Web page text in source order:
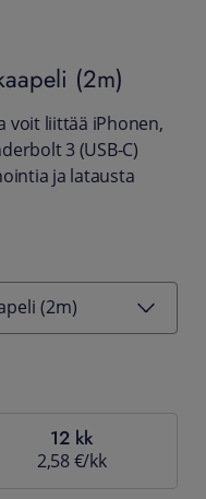
(2m)
voit liittää iPhonen,
3 (USB-C)
ja latausta
(2m)
12 kk
2,58 €/kk